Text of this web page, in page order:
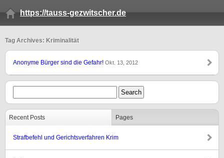
https://tauss-gezwitscher.de
Tag Archives: Kriminalität
Anonyme Bürger sind die Gefahr! Okt. 13, 2012
Recent Posts Pages
Strafbefehl und Gerichtsverfahren Krim